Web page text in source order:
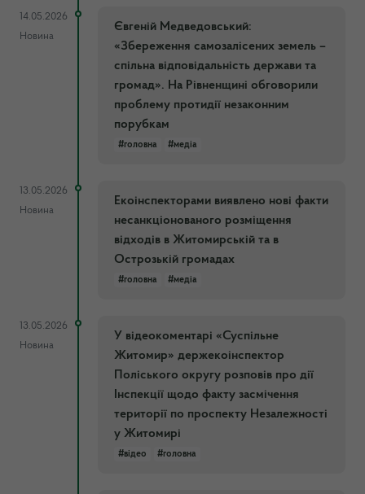
14.05.2026
Новина
Євгеній Медведовський:
«Збереження самозалісених земель –
спільна відповідальність держави та
громад». На Рівненщині обговорили
проблему протидії незаконним
порубкам
#головна #медіа
13.05.2026
Новина
Екоінспекторами виявлено нові факти
несанкціонованого розміщення
відходів в Житомирській та в
Острозькій громадах
#головна #медіа
13.05.2026
Новина
У відеокоментарі «Суспільне
Житомир» держекоінспектор
Поліського округу розповів про дії
Інспекції щодо факту засмічення
території по проспекту Незалежності
у Житомирі
#відео #головна